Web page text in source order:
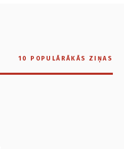
10 POPULĀRĀKĀS ZIŅAS